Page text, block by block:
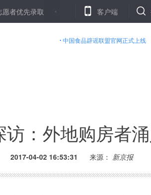
取 重视信用风险 择券注意“避险” 大
客户端
中国食品辟谣联盟官网正式上线
：外地购房者
2017-04-02 16:53:31 来源： 新京报